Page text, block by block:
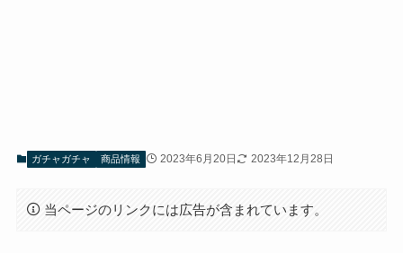
ガチャガチャ 商品情報 2023年6月20日 2023年12月28日
当ページのリンクには広告が含まれています。